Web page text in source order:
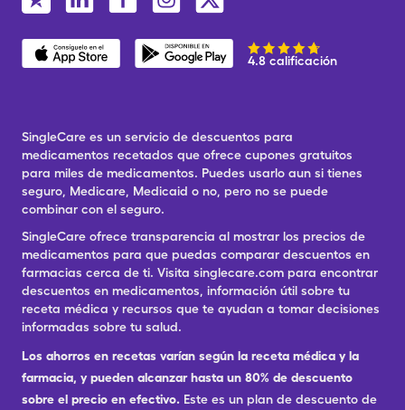
4.8 calificación
SingleCare es un servicio de descuentos para
medicamentos recetados que ofrece cupones gratuitos
para miles de medicamentos. Puedes usarlo aun si tienes
seguro, Medicare, Medicaid o no, pero no se puede
combinar con el seguro.
SingleCare ofrece transparencia al mostrar los precios de
medicamentos para que puedas comparar descuentos en
farmacias cerca de ti. Visita singlecare.com para encontrar
descuentos en medicamentos, información útil sobre tu
receta médica y recursos que te ayudan a tomar decisiones
informadas sobre tu salud.
Los ahorros en recetas varían según la receta médica y la
farmacia, y pueden alcanzar hasta un 80% de descuento
sobre el precio en efectivo. Este es un plan de descuento de